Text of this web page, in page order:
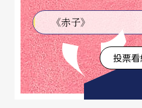
使用同主題的樂段、緩慢
的整體。有時常必須花費
成另一種風格，包括慢到
速度。無怪乎相當多人認
「枯燥乏味」的代名詞！
《赤子》
投票